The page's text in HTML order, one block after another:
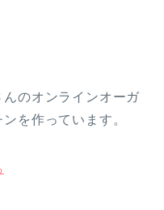
のオンラインオーガ
を作っています。